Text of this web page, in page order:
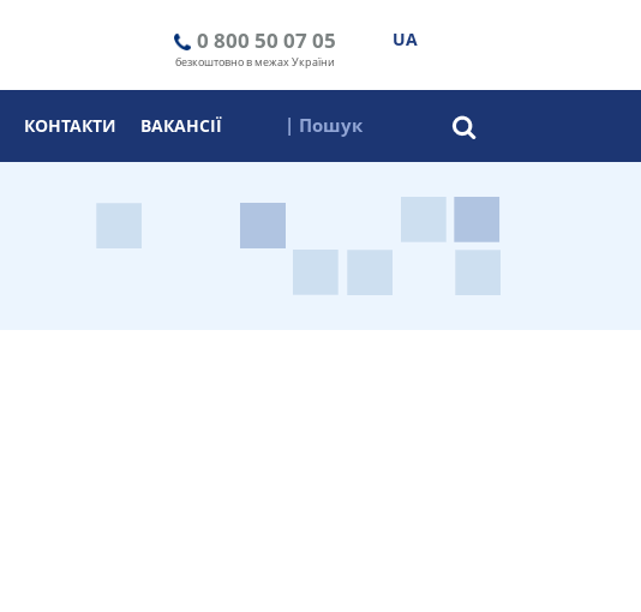
0 800 50 07 05
безкоштовно в межах України
UA
КОНТАКТИ ВАКАНСІЇ